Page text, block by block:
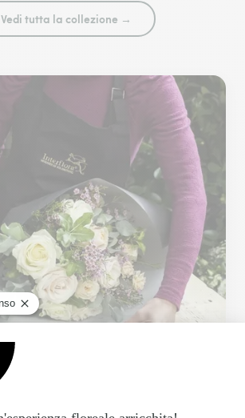
Vedi tutta la collezione →